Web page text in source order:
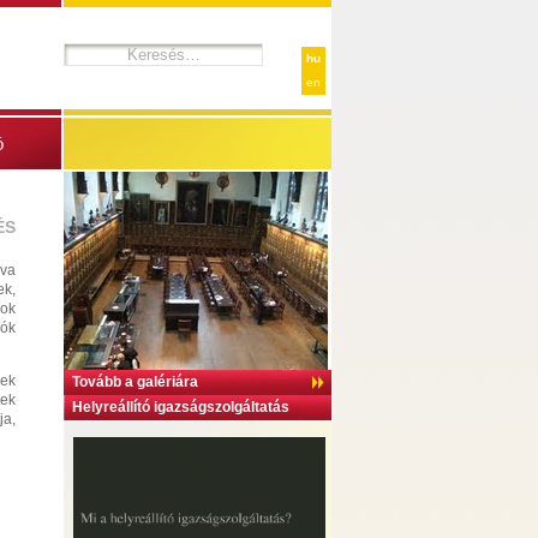
hu
en
Tovább a galériára
Helyreállító igazságszolgáltatás